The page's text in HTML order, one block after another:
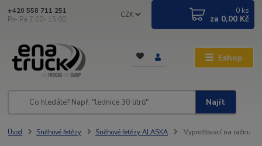
Eshop
CZK
Najít
+420 558 711 251
Po- Pá 7:00- 15:00
0 ks
za 0,00 Kč
Úvod Sněhové řetězy Sněhové řetězy ALASKA Vyprošťovací na račnu